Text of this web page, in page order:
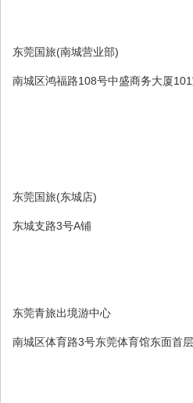
东莞国旅(南城营业部)
南城区鸿福路108号中盛商务大厦
东莞国旅(东城店)
东城支路3号A铺
东莞青旅出境游中心
南城区体育路3号东莞体育馆东面首